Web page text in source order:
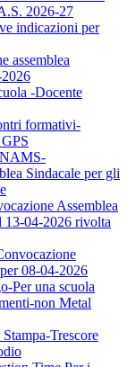
2026-27
indicazioni per
assemblea
-Docente
formativi-
Sindacale per gli
Assemblea
13-04-2026 rivolta
08-04-2026
Per una scuola
non Metal
Trescore